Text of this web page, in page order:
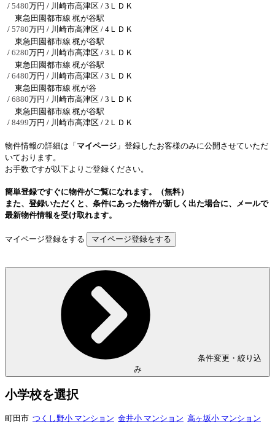
/ 5480万円 / 川崎市高津区 / 3ＬＤＫ
東急田園都市線 梶が谷駅
/ 5780万円 / 川崎市高津区 / 4ＬＤＫ
東急田園都市線 梶が谷駅
/ 6280万円 / 川崎市高津区 / 3ＬＤＫ
東急田園都市線 梶が谷駅
/ 6480万円 / 川崎市高津区 / 3ＬＤＫ
東急田園都市線 梶が谷
/ 6880万円 / 川崎市高津区 / 3ＬＤＫ
東急田園都市線 梶が谷駅
/ 8499万円 / 川崎市高津区 / 2ＬＤＫ
物件情報の詳細は「 マイページ 」登録したお客様のみに公開させていただ
いております。
お手数ですが以下よりご登録ください。
簡単登録ですぐに物件がご覧になれます。（無料）
また、登録いただくと、条件にあった物件が新しく出た場合に、メールで
最新物件情報を受け取れます。
マイページ登録をする
条件変更・絞り込
み
小学校を選択
町田市 つくし野小 マンション 金井小 マンション 高ヶ坂小 マンション